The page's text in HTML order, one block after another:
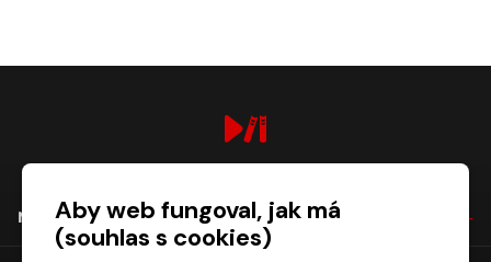
NÁKUPAby web fungoval, jak má
(souhlas s cookies)